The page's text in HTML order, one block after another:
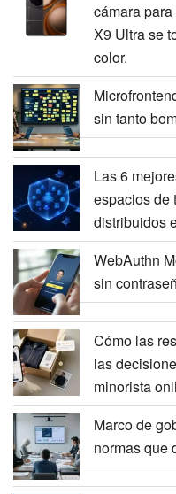
cámara
X9 Ultra se
color.
sin tanto
Las 6
espacios de
distribuidos
WebAuthn
sin
Cómo las
las
minorista
Marco de
normas que